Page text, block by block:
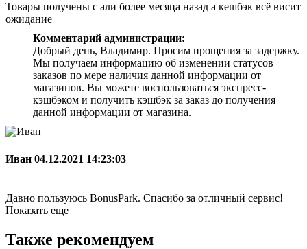
Товары получены с али более месяца назад а кешбэк всё висит
ожидание
Комментарий администрации:
Добрый день, Владимир. Просим прощения за задержку.
Мы получаем информацию об изменении статусов
заказов по мере наличия данной информации от
магазинов. Вы можете воспользоваться экспресс-
кэшбэком и получить кэшбэк за заказ до получения
данной информации от магазина.
Иван 04.12.2021 14:23:03
Давно пользуюсь BonusPark. Спасибо за отличный сервис!
Показать еще
Также рекомендуем